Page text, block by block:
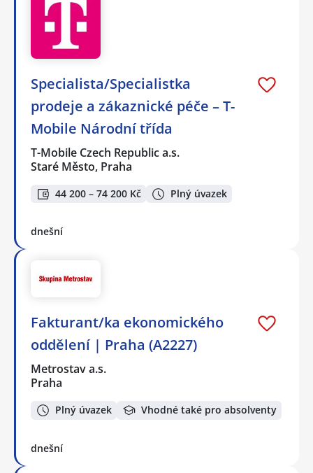
Specialista/Specialistka
prodeje a zákaznické péče – T-
Mobile Národní třída
T-Mobile Czech Republic a.s.
Staré Město, Praha
44 200 – 74 200 Kč Plný úvazek
dnešní
Fakturant/ka ekonomického
oddělení | Praha (A2227)
Metrostav a.s.
Praha
Plný úvazek Vhodné také pro absolventy
dnešní